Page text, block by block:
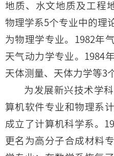
地质、水文地质及工程
物理学系5个专业中的理
为物理学专业。1982年
天气动力学专业。1984
天体测量、天体力学等3
为发展新兴技术学
算机软件专业和物理系
成立了计算机科学系。
更名为高分子合成材料